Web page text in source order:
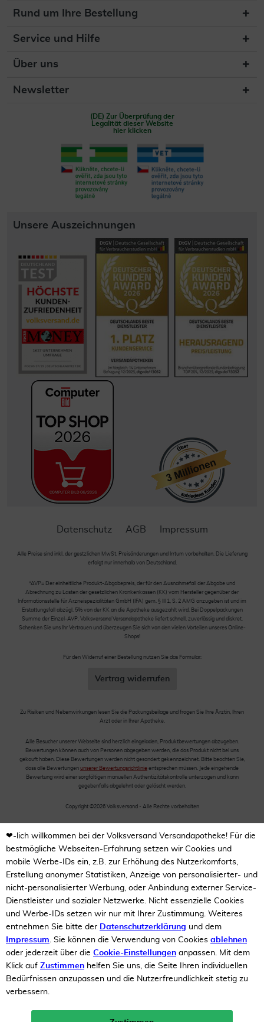
Rund um Ihre Bestellung
Service und Hilfe
Über uns
Newsletter
(DE) Zur Überprüfung der
Legalität dieser Website
hier klicken
Unsere Auszeichnungen
Datenschutz AGB Impressum
Alle Preise sind inkl. der gestzlichen MwSt. Preisänderungen und Irrtum vorbehalten. Die Lieferung
erfolgt nur innerhalb von Deutschland.
*AVP= Der einheitliche Produkt-Abgabepreis, der für den Ausnahmefall der Abgabe und
Abrechnung zu Lasten der gesetzlichen Krankenkassen (KK) vom Hersteller gegenüber der
Informationsstelle für Arzneispezialitäten GmbH (IFA) gem. § III 1, S. 2 AMG anzugeben ist und im
Erstattungsfall abzügl. 5% von der KK an die Apotheke ausgezahlt wird. Bei Doppelpackungen
Summe der Einzel-AVP. Volksversand Versandapotheke liefert schnell, zuverlässig und diskret.
Schenken Sie uns Ihr Vertrauen und überzeugen Sie sich von den vielen Vorteilen unseres Online-
Shops!
Für den Widerruf einer Bestellung nutzen Sie das Formular:
Vertrag widerrufen
Zu Risiken und Nebenwirkungen lesen Sie die Packungsbeilage und fragen Sie Ihre Ärztin, Ihren
Arzt oder in Ihrer Apotheke.
Alle Besucher unserer Webseite sind herzlich eingeladen, Produktbewertungen abzugeben.
Bewertungen können auch von Personen abgegeben werden, die das Produkt nicht bei uns
gekauft haben. Diese Bewertungen werden nicht gesondert gekennzeichnet. Bitte beachten Sie,
dass alle Bewertungen unserer Bewertungsrichtlinie entsprechen müssen. Jede eingehende
Bewertung wird einer sorgfältigen manuellen Authentizitätskontrolle unterzogen und kann
gegebenfalls abgelehnt oder gelöscht werden.
Copyright ©2026 Volksversand - Alle Rechte vorbehalten
❤-lich willkommen bei der Volksversand Versandapotheke! Für die
bestmögliche Webseiten-Erfahrung setzen wir Cookies und
mobile Werbe-IDs ein, z.B. zur Erhöhung des Nutzerkomforts,
Erstellung anonymer Statistiken, Anzeige von personalisierter- und
nicht-personalisierter Werbung, oder Anbindung externer Service-
Dienstleister und sozialer Netzwerke. Nicht essenzielle Cookies
und Werbe-IDs setzen wir nur mit Ihrer Zustimmung. Weiteres
entnehmen Sie bitte der Datenschutzerklärung und dem
Impressum. Sie können die Verwendung von Cookies ablehnen
oder jederzeit über die Cookie-Einstellungen anpassen. Mit dem
Klick auf Zustimmen helfen Sie uns, die Seite Ihren individuellen
Bedürfnissen anzupassen und die Nutzerfreundlichkeit stetig zu
verbessern.